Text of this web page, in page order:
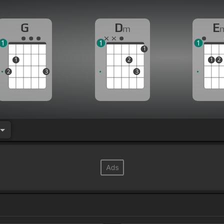
G
2
1
3
1
Dm
2
3
1
1
E
1 2
1